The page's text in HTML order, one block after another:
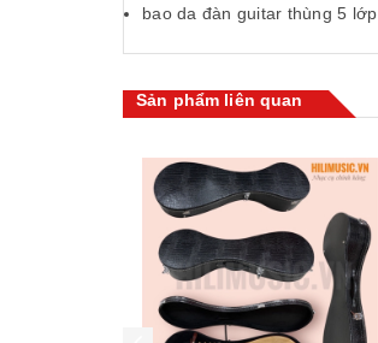
bao da đàn guitar thùng 5 lớp
Sản phẩm liên quan
Mua hàng